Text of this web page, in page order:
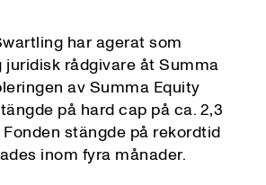
har agerat som
juridisk rådgivare åt Summa
av Summa Equity
på hard cap på ca. 2,3
stängde på rekordtid
inom fyra månader.